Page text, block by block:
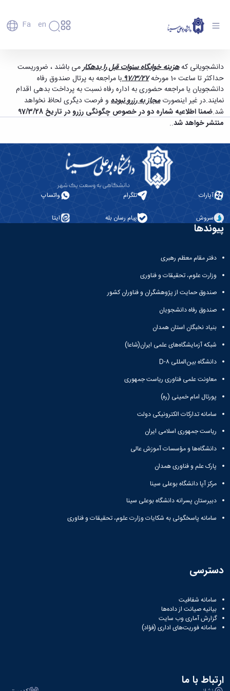
Fa En
دانشگاه
تاریخچه
و
معرفی
برنامه
راهبردی
دانشگاه
مدیریت
و
پشتیبانی
معاونت
و
تحصیلات
تکمیلی
معاونت
دانشجویی
معاونت
و
فناوری
معاونت
فرهنگی
اجتماعی
نهاد
مقام
معظم
رهبری
تماس
دانشگاه
اعضای
علمی
کارکنان
دانشجویان
فارغ
التحصیلان
پردیس
و
نفت
علوم
و
معماری
دامپزشکی
علوم
علوم
اقتصادی
اجتماعی
اقماری
ارتباط
(قدم
الآن)
Now
اطلاعیه شماره یک رزرو خوابگاه سالتحصیلی 97/98
- دانشگاه بوعلی سینا همدان
دانشجویانی کههزینه خوابگاه سنوات قبل را بدهکارمی باشند ، ضروریست
حداکثر تا ساعت 10 مورخه
97/3/27با مراجعه به پرتال صندوق رفاه
دانشجویان یا مراجعه حضوری به اداره رفاه نسبت به پرداخت بدهی اقدام
نمایند.در غیر اینصورتمجاز به رزرو نبوده و فرصت دیگری لحاظ نخواهد
شد.
ضمنا اطلاعیه شماره دو در خصوص چگونگی رزرو در تاریخ 97/3/28
منتشر خواهد شد..
آپارات تلگرام واتساپ
سروش پیام رسان بله ایتا
پیوندها
دفتر مقام معظم رهبری
وزارت علوم، تحقیقات و فناوری
صندوق حمایت از پژوهشگران و فناوران کشور
صندوق رفاه دانشجویان
بنیاد نخبگان استان همدان
شبکه آزمایشگاه‌های علمی ایران(شاعا)
دانشگاه بین‌المللی D-۸
معاونت علمی فناوری ریاست جمهوری
پورتال امام خمینی (ره)
سامانه تدارکات الکترونیکی دولت
ریاست جمهوری اسلامی ایران
دانشگاه‌ها و مؤسسات آموزش عالی
پارک علم و فناوری همدان
مرکز آپا دانشگاه بوعلی سینا
دبیرستان پسرانه دانشگاه بوعلی سینا
سامانه پاسخگوئی به شکایات وزارت علوم، تحقیقات و فناوری
دسترسی
سامانه شفافیت
بیانیه صیانت از داده‌ها
گزارش آماری وب‌ سایت
سامانه فوریت‌های اداری (فؤاد)
ارتباط با ما